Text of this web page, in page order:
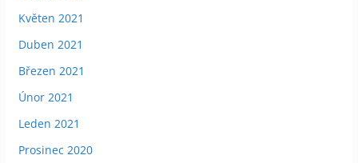
Květen 2021
Duben 2021
Březen 2021
Únor 2021
Leden 2021
Prosinec 2020